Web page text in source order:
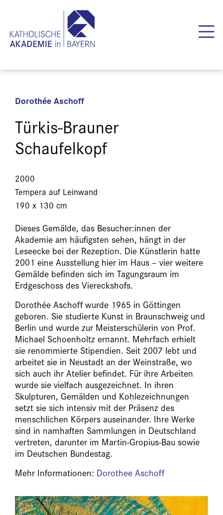
Dorothée Aschoff
Türkis-Brauner
Schaufelkopf
2000
Tempera auf Leinwand
190 x 130 cm
Dieses Gemälde, das Besucher:innen der
Akademie am häufigsten sehen, hängt in der
Leseecke bei der Rezeption. Die Künstlerin hatte
2001 eine Ausstellung hier im Haus –­ vier weitere
Gemälde befinden sich im Tagungsraum im
Erdgeschoss des Viereckshofs.
Dorothée Aschoff wurde 1965 in Göttingen
geboren. Sie studierte Kunst in Braunschweig und
Berlin und wurde zur Meisterschülerin von Prof.
Michael Schoenholtz ernannt. Mehrfach erhielt
sie renommierte Stipendien. Seit 2007 lebt und
arbeitet sie in Neustadt an der Weinstraße, wo
sich auch ihr Atelier befindet. Für ihre Arbeiten
wurde sie vielfach ausgezeichnet. In ihren
Skulpturen, Gemälden und Kohlezeichnungen
setzt sie sich intensiv mit der Präsenz des
menschlichen Körpers auseinander. Ihre Werke
sind in namhaften Sammlungen in Deutschland
vertreten, darunter im Martin-Gropius-Bau sowie
im Deutschen Bundestag.
Mehr Informationen: Dorothee Aschoff